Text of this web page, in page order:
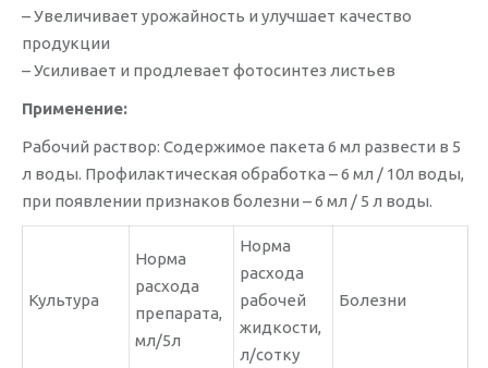
– Увеличивает урожайность и улучшает качество
продукции
– Усиливает и продлевает фотосинтез листьев
Применение:
Рабочий раствор: Содержимое пакета 6 мл развести в 5
л воды. Профилактическая обработка – 6 мл / 10л воды,
при появлении признаков болезни – 6 мл / 5 л воды.
Культура
Норма
расхода
препарата,
мл/5л
Норма
расхода
рабочей
жидкости,
л/сотку
Болезни